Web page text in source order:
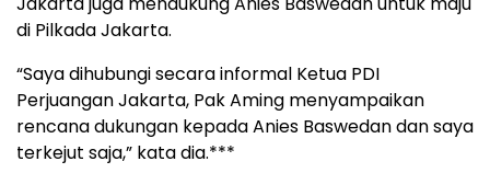
di Pilkada Jakarta.
“Saya dihubungi secara informal Ketua PDI
Perjuangan Jakarta, Pak Aming menyampaikan
rencana dukungan kepada Anies Baswedan dan saya
terkejut saja,” kata dia.***